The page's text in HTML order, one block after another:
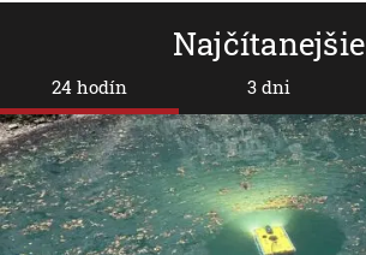
Najčítanejšie
24 hodín 3 dni